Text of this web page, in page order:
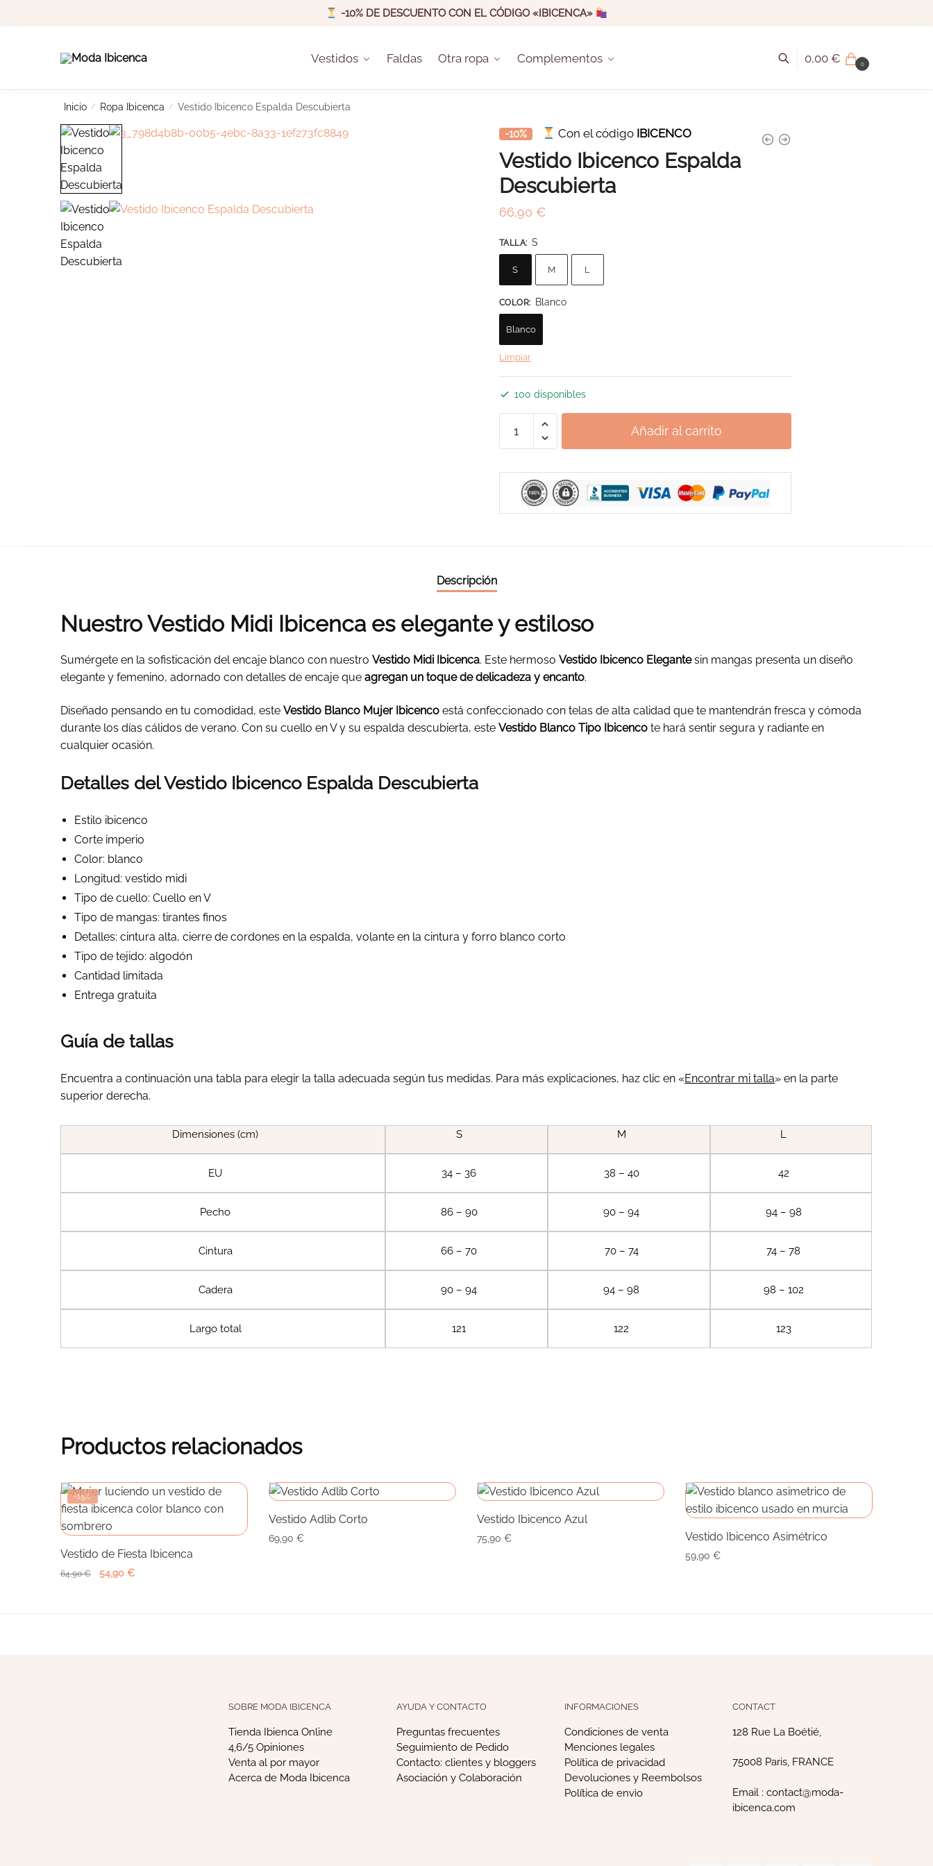
-10% DE DESCUENTO CON EL CÓDIGO «IBICENCA»
Vestidos Faldas Otra ropa Complementos 0,00 € 0
Inicio / Ropa Ibicenca / Vestido Ibicenco Espalda Descubierta
-10% Con el código IBICENCO
Vestido Ibicenco Espalda
Descubierta
66,90 €
TALLA: S
S M L
COLOR: Blanco
Blanco
Limpiar
100 disponibles
Ibicenco
Descubierta
cantidad
Añadir al carrito
Descripción
Nuestro Vestido Midi Ibicenca es elegante y estiloso
Sumérgete en la sofisticación del encaje blanco con nuestroVestido Midi Ibicenca. Este hermosoVestido Ibicenco Elegantesin mangas presenta un diseño
elegante y femenino, adornado con detalles de encaje queagregan un toque de delicadeza y encanto.
Diseñado pensando en tu comodidad, esteVestido Blanco Mujer Ibicenco está confeccionado con telas de alta calidad que te mantendrán fresca y cómoda
durante los días cálidos de verano. Con su cuello en V y su espalda descubierta, esteVestido Blanco Tipo Ibicencote hará sentir segura y radiante en
cualquier ocasión.
Detalles del Vestido Ibicenco Espalda Descubierta
Estilo ibicenco
Corte imperio
Color: blanco
Longitud: vestido midi
Tipo de cuello: Cuello en V
Tipo de mangas: tirantes finos
Detalles: cintura alta, cierre de cordones en la espalda, volante en la cintura y forro blanco corto
Tipo de tejido: algodón
Cantidad limitada
Entrega gratuita
Guía de tallas
Encuentra a continuación una tabla para elegir la talla adecuada según tus medidas. Para más explicaciones, haz clic en «Encontrar mi talla» en la parte
superior derecha.
Dimensiones (cm) S M L
EU 34 – 36 38 – 40 42
Pecho 86 – 90 90 – 94 94 – 98
Cintura 66 – 70 70 – 74 74 – 78
Cadera 90 – 94 94 – 98 98 – 102
Largo total 121 122 123
Productos relacionados
-15%
Vestido de Fiesta Ibicenca
64,90€
El
54,90€El
Vestido Adlib Corto
69,90 €
Vestido Ibicenco Azul
75,90 € Vestido Ibicenco Asimétrico
59,90 €
SOBRE MODA IBICENCA
Tienda Ibienca Online
4,6/5 Opiniones
Venta al por mayor
Acerca de Moda Ibicenca
AYUDA Y CONTACTO
Preguntas frecuentes
Seguimiento de Pedido
Contacto: clientes y bloggers
Asociación y Colaboración
INFORMACIONES
Condiciones de venta
Menciones legales
Política de privacidad
Devoluciones y Reembolsos
Política de envìo
CONTACT
128 Rue La Boétié,
75008 Paris, FRANCE
Email : contact@moda-
ibicenca.com